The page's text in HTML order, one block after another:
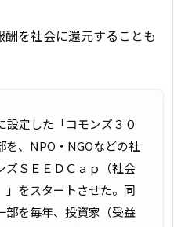
を社会に還元することも
設定した「コモンズ３０
を、NPO・NGOなどの社
ズＳＥＥＤＣａｐ（社会
」をスタートさせた。同
部を毎年、投資家（受益